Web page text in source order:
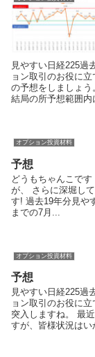
見やすい日経225過
ョン取引のお役に
の予想をしましょう
結局の所予想範囲内
オプション投資材料
予想
どうもちゃんこで
が、 さらに深堀し
す! 過去19年分見や
までの7月...
オプション投資材料
予想
見やすい日経225過
ョン取引のお役に
突入しますね。 最
すが、皆様状況は